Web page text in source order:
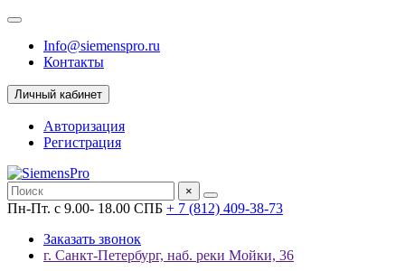
Info@siemenspro.ru
Контакты
Личный кабинет
Авторизация
Регистрация
×
Пн-Пт. с 9.00- 18.00 СПБ + 7 (812) 409-38-73
Заказать звонок
г. Санкт-Петербург, наб. реки Мойки, 36